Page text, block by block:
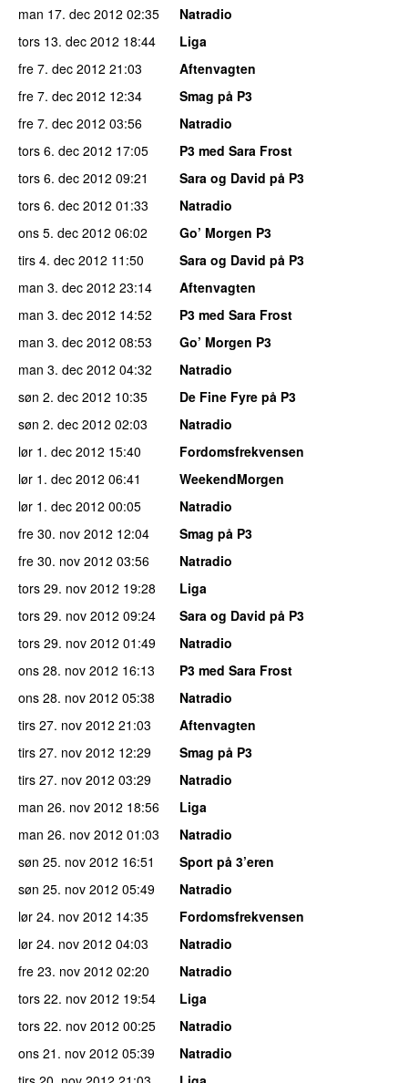
man 17. dec 2012 02:35
Natradio
tors 13. dec 2012 18:44
Liga
fre 7. dec 2012 21:03
Aftenvagten
fre 7. dec 2012 12:34
Smag på P3
fre 7. dec 2012 03:56
Natradio
tors 6. dec 2012 17:05
P3 med Sara Frost
tors 6. dec 2012 09:21
Sara og David på P3
tors 6. dec 2012 01:33
Natradio
ons 5. dec 2012 06:02
Go’ Morgen P3
tirs 4. dec 2012 11:50
Sara og David på P3
man 3. dec 2012 23:14
Aftenvagten
man 3. dec 2012 14:52
P3 med Sara Frost
man 3. dec 2012 08:53
Go’ Morgen P3
man 3. dec 2012 04:32
Natradio
søn 2. dec 2012 10:35
De Fine Fyre på P3
søn 2. dec 2012 02:03
Natradio
lør 1. dec 2012 15:40
Fordomsfrekvensen
lør 1. dec 2012 06:41
WeekendMorgen
lør 1. dec 2012 00:05
Natradio
fre 30. nov 2012 12:04
Smag på P3
fre 30. nov 2012 03:56
Natradio
tors 29. nov 2012 19:28
Liga
tors 29. nov 2012 09:24
Sara og David på P3
tors 29. nov 2012 01:49
Natradio
ons 28. nov 2012 16:13
P3 med Sara Frost
ons 28. nov 2012 05:38
Natradio
tirs 27. nov 2012 21:03
Aftenvagten
tirs 27. nov 2012 12:29
Smag på P3
tirs 27. nov 2012 03:29
Natradio
man 26. nov 2012 18:56
Liga
man 26. nov 2012 01:03
Natradio
søn 25. nov 2012 16:51
Sport på 3’eren
søn 25. nov 2012 05:49
Natradio
lør 24. nov 2012 14:35
Fordomsfrekvensen
lør 24. nov 2012 04:03
Natradio
fre 23. nov 2012 02:20
Natradio
tors 22. nov 2012 19:54
Liga
tors 22. nov 2012 00:25
Natradio
ons 21. nov 2012 05:39
Natradio